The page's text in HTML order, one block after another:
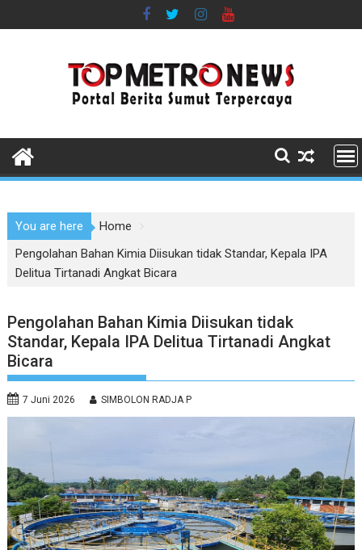
to
You are here
Home
Pengolahan Bahan Kimia Diisukan tidak Standar, Kepala IPA
Delitua Tirtanadi Angkat Bicara
Pengolahan Bahan Kimia Diisukan tidak
Standar, Kepala IPA Delitua Tirtanadi Angkat
Bicara
7 Juni 2026 SIMBOLON RADJA P